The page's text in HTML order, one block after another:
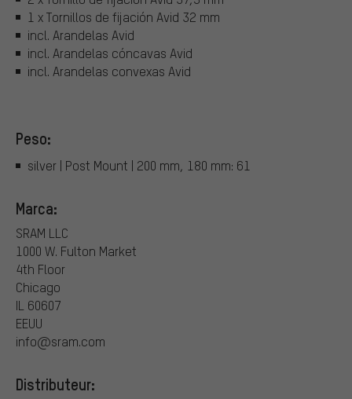
1 x Tornillos de fijación Avid 32 mm
incl. Arandelas Avid
incl. Arandelas cóncavas Avid
incl. Arandelas convexas Avid
Peso:
silver | Post Mount | 200 mm, 180 mm: 61
Marca:
SRAM LLC
1000 W. Fulton Market
4th Floor
Chicago
IL 60607
EEUU
info@sram.com
Distributeur: